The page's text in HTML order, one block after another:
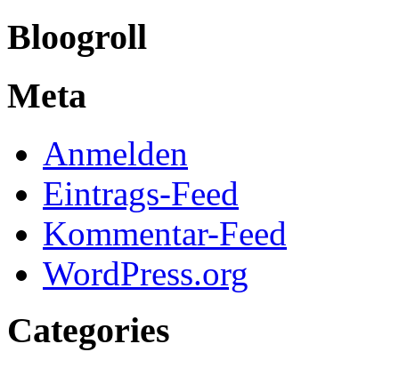
Bloogroll
Meta
Anmelden
Eintrags-Feed
Kommentar-Feed
WordPress.org
Categories